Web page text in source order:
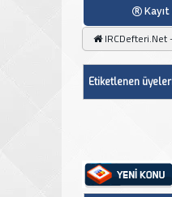
IRCDefteri.Net
Etiketlenen